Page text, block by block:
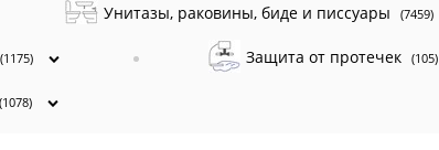
Унитазы, раковины, биде и писсуары (7459)
(1175) Защита от протечек (105)
(1078)